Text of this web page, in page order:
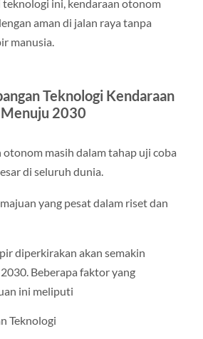
teknologi ini, kendaraan otonom
aman di jalan raya tanpa
manusia.
Teknologi Kendaraan
2030
otonom masih dalam tahap uji coba
di seluruh dunia.
yang pesat dalam riset dan
diperkirakan akan semakin
Beberapa faktor yang
ini meliputi
Teknologi